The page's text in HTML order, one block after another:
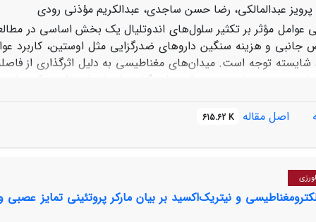
پرویز عبدالمالکی، رضا حسن ساجدی، عبدالکریم مؤذنی رودی
عوامل مؤثر بر تکثیر سلول‌های اندوتلیال یک بخش اساسی در
جانبی و هزینه ‌سنگین داروهای ضد‌رگزایی مثل اوستین، کاربرد
توجه است. میدان‌های مغناطیسی به دلیل اثرگذاری از
روی پدیده‌های زیستی از جمله رگزایی انجام شده است که
قرار‌گرفتند. سپس بررسی تکثیر سلول‌ها با استفاده از تست
اصل مقاله 615.62 K
و نیتریک‌اکسید بر بیان مارکر پروتئینی تمایز